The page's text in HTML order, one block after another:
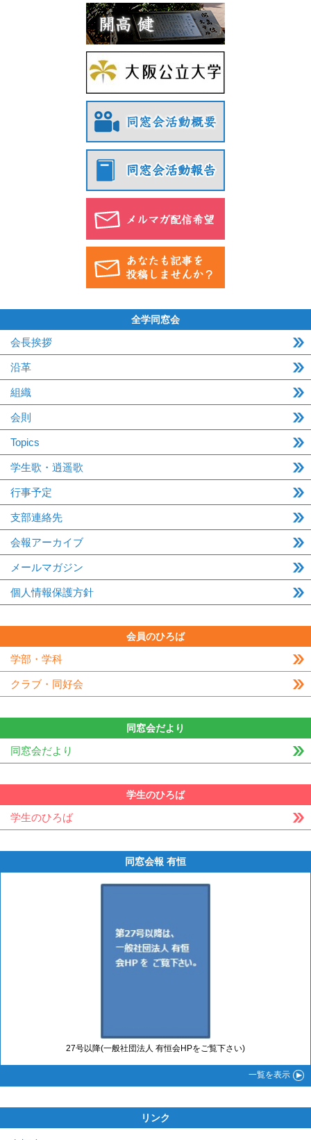
全学同窓会
会長挨拶
沿革
組織
会則
Topics
学生歌・逍遥歌
行事予定
支部連絡先
会報アーカイブ
メールマガジン
個人情報保護方針
会員のひろば
学部・学科
クラブ・同好会
同窓会だより
同窓会だより
学生のひろば
学生のひろば
同窓会報 有恒
27号以降(一般社団法人 有恒会HPをご覧下さい)
一覧を表示
リンク